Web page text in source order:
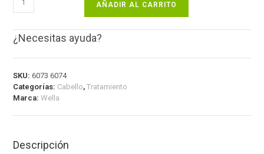
AÑADIR AL CARRITO
¿Necesitas ayuda?
SKU:6073 6074
Categorías: Cabello,Tratamiento
Marca:Wella
Descripción